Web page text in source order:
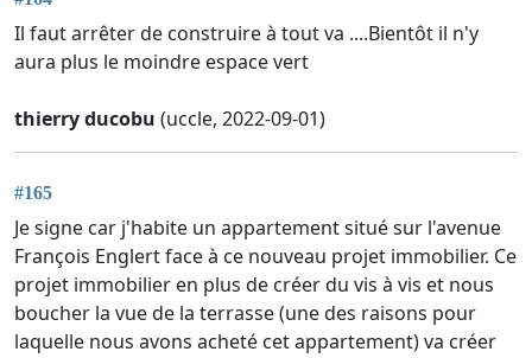
Il faut arrêter de construire à tout va ....Bientôt il n'y
aura plus le moindre espace vert
thierry ducobu (uccle, 2022-09-01)
#165
Je signe car j'habite un appartement situé sur l'avenue
François Englert face à ce nouveau projet immobilier. Ce
projet immobilier en plus de créer du vis à vis et nous
boucher la vue de la terrasse (une des raisons pour
laquelle nous avons acheté cet appartement) va créer